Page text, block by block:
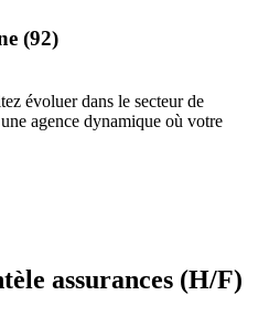
(92)
évoluer dans le secteur de
agence dynamique où votre
assurances (H/F)